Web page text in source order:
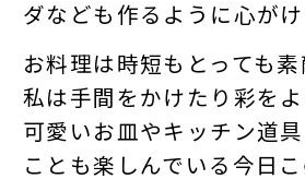
ダなども作るように心がけ
お料理は時短もとっても
私は手間をかけたり彩をよ
可愛いお皿やキッチン道
ことも楽しんでいる今日こ